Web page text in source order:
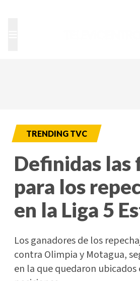
TRENDING TVC
Definidas las
para los
en la Liga 5
Los ganadores de los
contra Olimpia y Motagua,
en la que quedaron